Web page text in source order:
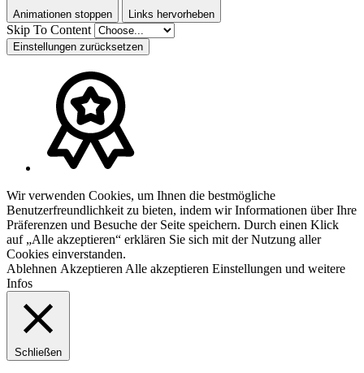
Animationen stoppen Links hervorheben
Skip To Content
Einstellungen zurücksetzen
Wir verwenden Cookies, um Ihnen die bestmögliche
Benutzerfreundlichkeit zu bieten, indem wir Informationen über Ihre
Präferenzen und Besuche der Seite speichern. Durch einen Klick
auf „Alle akzeptieren“ erklären Sie sich mit der Nutzung aller
Cookies einverstanden.
Ablehnen Akzeptieren Alle akzeptieren Einstellungen und weitere
Infos
Schließen